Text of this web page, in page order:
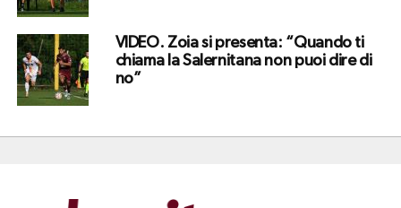
VIDEO. Zoia si presenta: “Quando ti
chiama la Salernitana non puoi dire di
no”